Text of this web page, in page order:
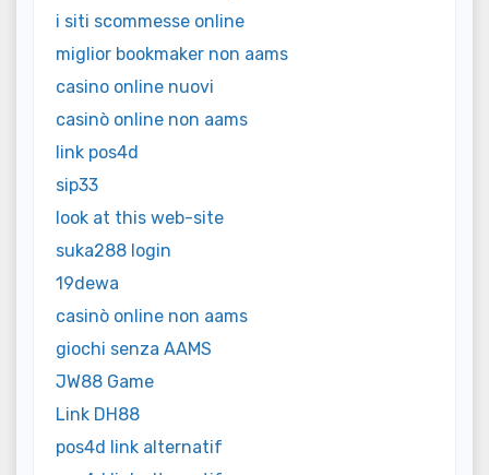
i siti scommesse online
miglior bookmaker non aams
casino online nuovi
casinò online non aams
link pos4d
sip33
look at this web-site
suka288 login
19dewa
casinò online non aams
giochi senza AAMS
JW88 Game
Link DH88
pos4d link alternatif